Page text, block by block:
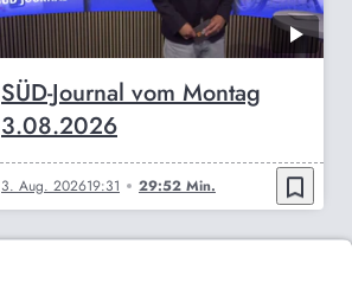
SÜD-Journal vom Montag
3.08.2026
3. Aug. 202619:31 29:52 Min. bookmark_border